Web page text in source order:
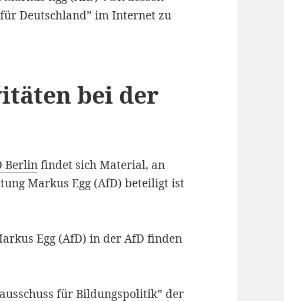
Deutschland” im Internet zu
bei der
Berlinfindet sich Material, an
Markus Egg (AfD) beteiligt ist
Egg (AfD) in der AfD finden
für Bildungspolitik” der